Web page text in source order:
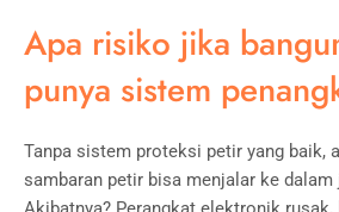
Apa risiko jika
punya sistem
Tanpa sistem proteksi petir yang baik,
sambaran petir bisa menjalar ke dalam